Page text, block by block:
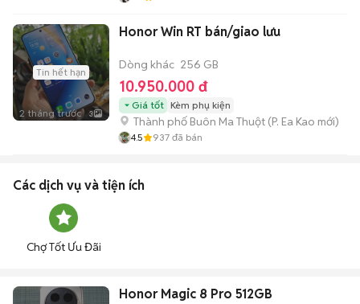
Tin hết hạn
2 tháng trước 3
Honor Win RT bán/giao lưu
Dòng khác 256 GB
10.950.000 đ
Giá tốt Kèm phụ kiện
Thành phố Buôn Ma Thuột (P. Ea Kao mới)
4.5 937 đã bán
Các dịch vụ và tiện ích
Chợ Tốt Ưu Đãi
Honor Magic 8 Pro 512GB